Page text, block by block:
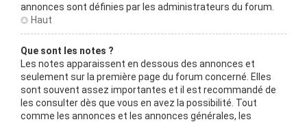
annonces sont définies par les administrateurs du forum.
Haut
Que sont les notes ?
Les notes apparaissent en dessous des annonces et
seulement sur la première page du forum concerné. Elles
sont souvent assez importantes et il est recommandé de
les consulter dès que vous en avez la possibilité. Tout
comme les annonces et les annonces générales, les